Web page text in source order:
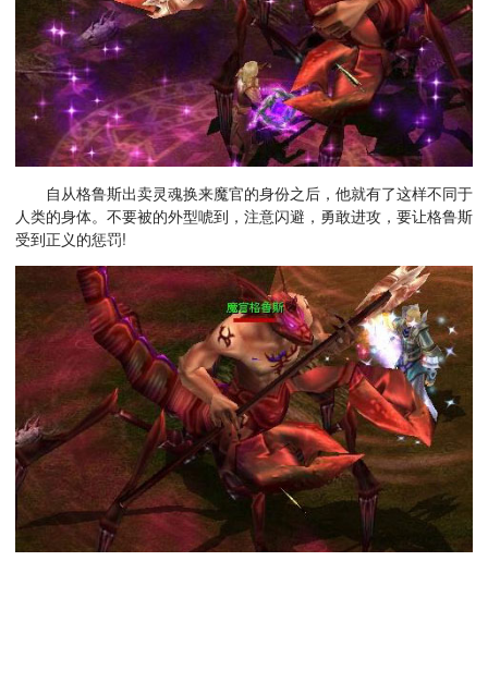
自从格鲁斯出卖灵魂换来魔官的身份之后，他就有了这样不同于
人类的身体。不要被的外型唬到，注意闪避，勇敢进攻，要让格鲁斯
受到正义的惩罚!